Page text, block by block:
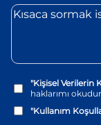
"Kişisel Verilerin
haklarımı
"Kullanım